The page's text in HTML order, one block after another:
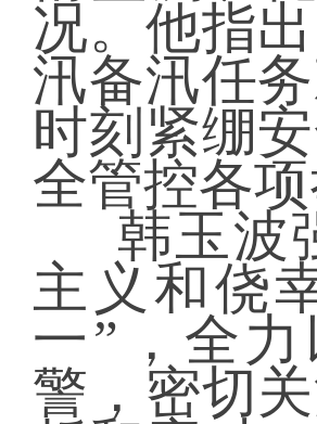
况。他指
汛备汛任
时刻紧绷
全管控各
韩玉波
主义和侥
一”，全
警，密切